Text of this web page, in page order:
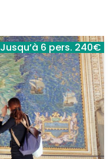
Jusqu’à 6 pers. 240€